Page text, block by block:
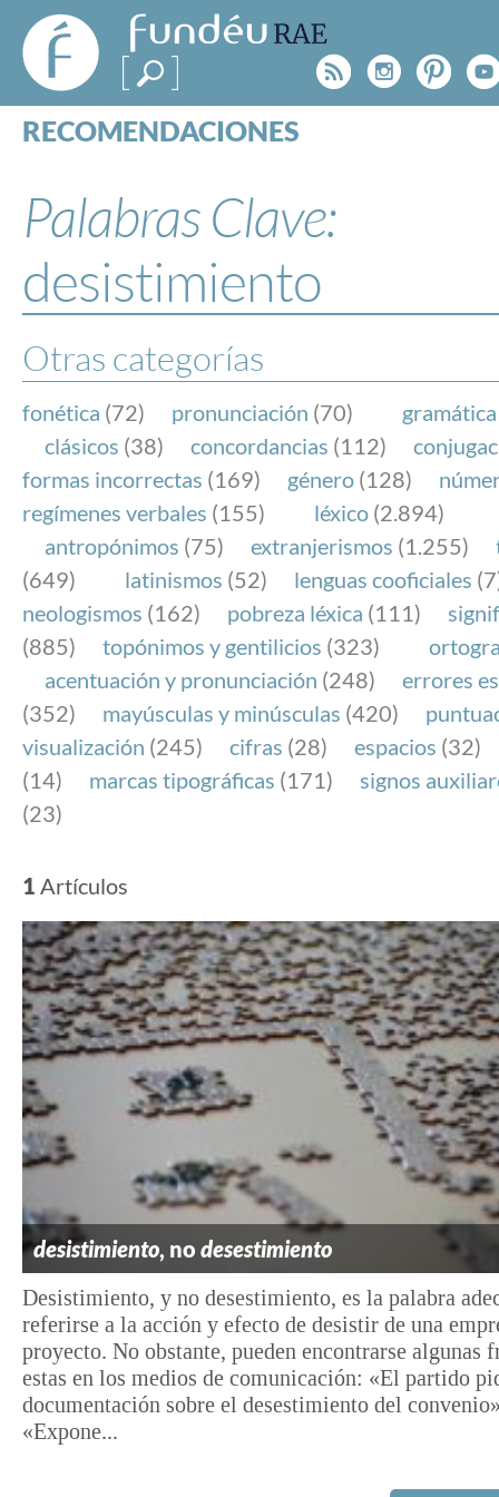
FundéuRAE
- Fundación
del Español
Urgente
Rss
RECOMENDACIONES
ESPECIALES
BLOG
NOTICIAS
FundéuRAE es una fundación patrocinada por la
y la Real Academia Española, cuyo objetivo es
el buen uso del español en los medios de
Internet.
Palabras Clave:
desistimiento
Otras categorías
fonética (72) pronunciación (70) gramática
clásicos (38) concordancias (112)
formas incorrectas (169) género (128)
regímenes verbales (155) léxico (2.894)
antropónimos (75) extranjerismos (1.255)
(649)
latinismos (52) lenguas cooficiales
neologismos (162) pobreza léxica (111)
(885)
topónimos y gentilicios (323)
acentuación y pronunciación (248)
errores
(352)
mayúsculas y minúsculas (420)
visualización (245) cifras (28) espacios (32)
(14)
marcas tipográficas (171)
signos
(23)
1 Artículos
desistimiento, no desestimiento
Desistimiento, y no desestimiento, es la palabra
referirse a la acción y efecto de desistir de una
proyecto. No obstante, pueden encontrarse algunas
estas en los medios de comunicación: «El partido
documentación sobre el desestimiento del
«Expone...